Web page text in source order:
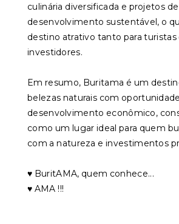
culinária diversificada e projetos de
desenvolvimento sustentável, o
destino atrativo tanto para turistas
investidores.
Em resumo, Buritama é um
belezas naturais com
desenvolvimento econômico,
como um lugar ideal para quem
com a natureza e investimentos
♥️ BuritAMA, quem conhece...
♥️ AMA !!!